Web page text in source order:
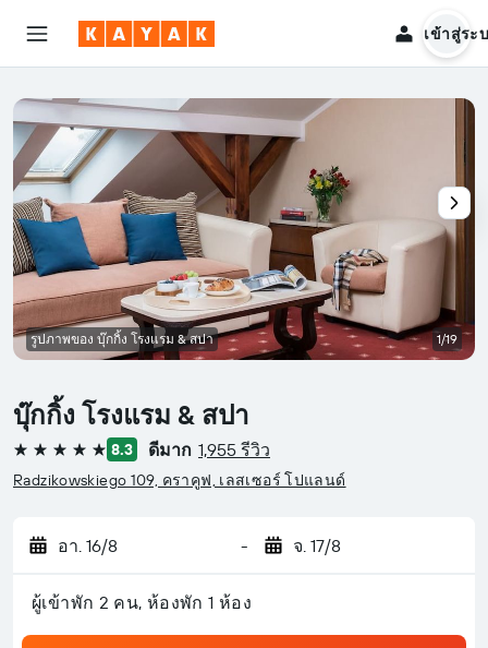
เข้าสู่ระ
บุ๊กกิ้ง โรงแรม & สปา
5 ดาว 8.3 ดีมาก 1,955 รีวิว
Radzikowskiego 109, คราคูฟ, เลสเซอร์ โปแลนด์
อา. 16/8 - จ. 17/8
ผู้เข้าพัก 2 คน, ห้องพัก 1 ห้อง
รูปภาพของ บุ๊กกิ้ง โรงแรม & สปา 1/19